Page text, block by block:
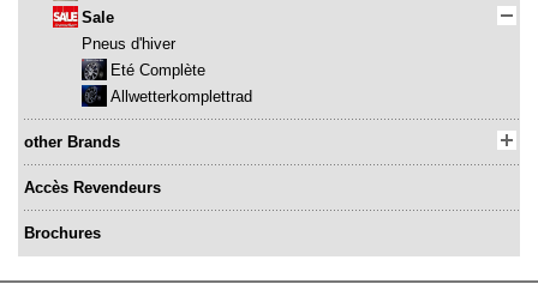
Sale
Pneus d'hiver
Eté Complète
Allwetterkomplettrad
other Brands
Accès Revendeurs
Brochures